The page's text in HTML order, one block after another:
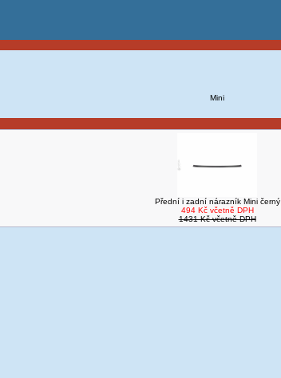
Mini
Přední i zadní nárazník Mini černý
494 Kč včetně DPH
1431 Kč včetně DPH